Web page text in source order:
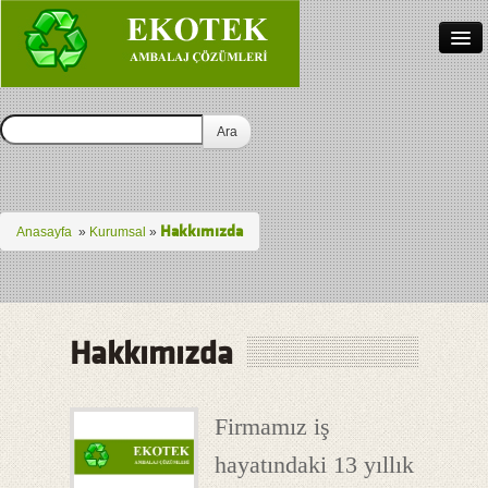
Anasayfa
Hakkımızda
Bez Çanta İmalat
İletişim
Türkçe
Anasayfa » Kurumsal » Hakkımızda
Hakkımızda
Firmamız iş
hayatındaki 13 yıllık